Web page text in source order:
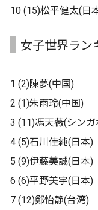
10 (15)松平健太(日
女子世界ラン
1 (2)陳夢(中国)
2 (1)朱雨玲(中国)
3 (11)馮天薇(シン
4 (5)石川佳純(日本)
5 (9)伊藤美誠(日本)
6 (6)平野美宇(日本)
7 (12)鄭怡静(台湾)